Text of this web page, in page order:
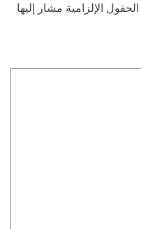
الحقول الإلزامية مشار إليها